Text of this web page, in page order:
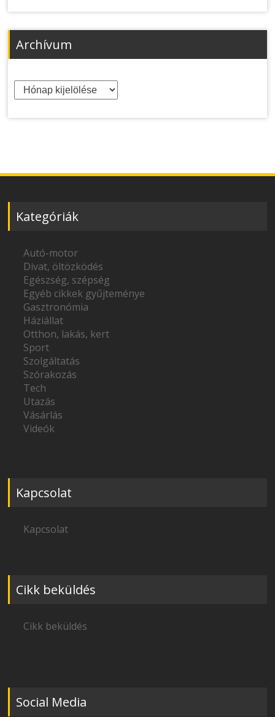
Archívum
Archívum
Kategóriák
Autó-motor
Divat, öltözködés
Egészség, szépség
Egyéb cikkek gyűjteménye
Gasztronómia
Háziállat
Otthon, lakás, kert
Sport
Szolgáltatás
Szórakozás
Tech
Utazás
Vásárlás
Videók
Kapcsolat
Kapcsolat
Cikk beküldés
Cikk beküldés
Social Media